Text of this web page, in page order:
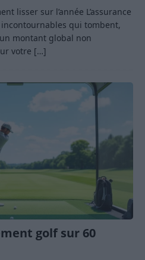
lisser sur l’année L’assurance
qui tombent,
montant global non
votre […]
golf sur 60